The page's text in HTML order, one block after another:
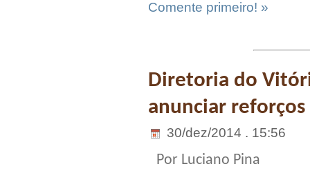
Comente primeiro! »
Diretoria do
anunciar
30/dez/2014 . 15:56
Por Luciano Pina